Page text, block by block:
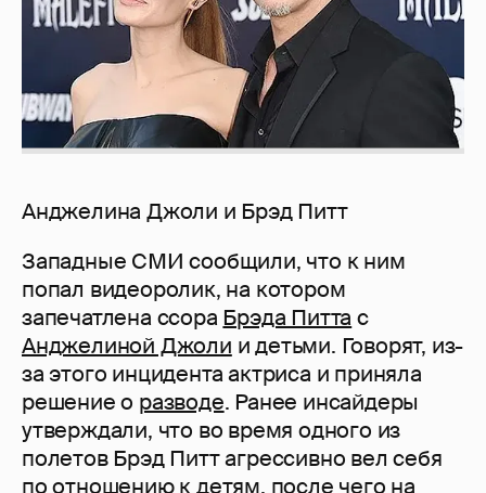
Анджелина Джоли и Брэд Питт
Западные СМИ сообщили, что к ним
попал видеоролик, на котором
запечатлена ссора Брэда Питта с
Анджелиной Джоли и детьми. Говорят, из-
за этого инцидента актриса и приняла
решение о разводе. Ранее инсайдеры
утверждали, что во время одного из
полетов Брэд Питт агрессивно вел себя
по отношению к детям, после чего на